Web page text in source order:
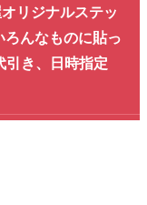
リジナルステッ
んなものに貼っ
き、日時指定